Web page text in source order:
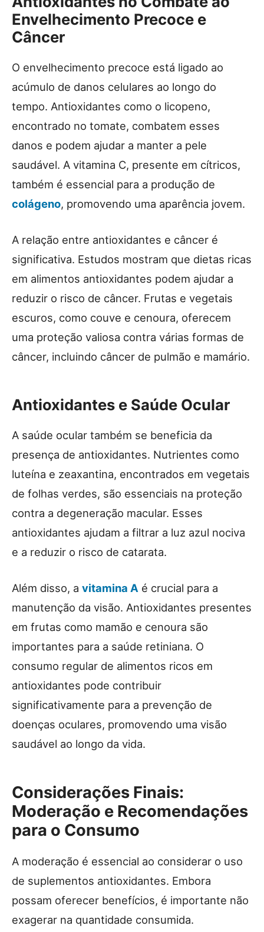
Envelhecimento Precoce e
Câncer
O envelhecimento precoce está ligado ao
acúmulo de danos celulares ao longo do
tempo. Antioxidantes como o licopeno,
encontrado no tomate, combatem esses
danos e podem ajudar a manter a pele
saudável. A vitamina C, presente em cítricos,
também é essencial para a produção de
colágeno, promovendo uma aparência jovem.
A relação entre antioxidantes e câncer é
significativa. Estudos mostram que dietas ricas
em alimentos antioxidantes podem ajudar a
reduzir o risco de câncer. Frutas e vegetais
escuros, como couve e cenoura, oferecem
uma proteção valiosa contra várias formas de
câncer, incluindo câncer de pulmão e mamário.
Antioxidantes e Saúde Ocular
A saúde ocular também se beneficia da
presença de antioxidantes. Nutrientes como
luteína e zeaxantina, encontrados em vegetais
de folhas verdes, são essenciais na proteção
contra a degeneração macular. Esses
antioxidantes ajudam a filtrar a luz azul nociva
e a reduzir o risco de catarata.
Além disso, a vitamina A é crucial para a
manutenção da visão. Antioxidantes presentes
em frutas como mamão e cenoura são
importantes para a saúde retiniana. O
consumo regular de alimentos ricos em
antioxidantes pode contribuir
significativamente para a prevenção de
doenças oculares, promovendo uma visão
saudável ao longo da vida.
Considerações Finais:
Moderação e Recomendações
para o Consumo
A moderação é essencial ao considerar o uso
de suplementos antioxidantes. Embora
possam oferecer benefícios, é importante não
exagerar na quantidade consumida.